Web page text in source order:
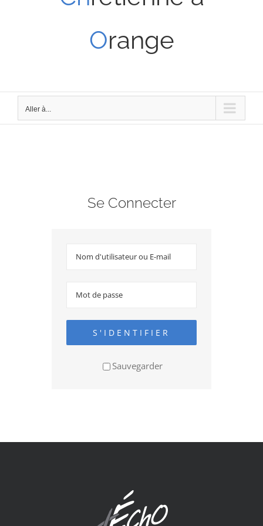
Orange
Aller à...
Se Connecter
S'IDENTIFIER
Sauvegarder